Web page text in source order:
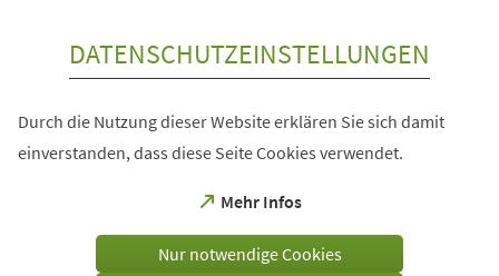
DATENSCHUTZEINSTELLUNGEN
Durch die Nutzung dieser Website erklären Sie sich damit
einverstanden, dass diese Seite Cookies verwendet.
Mehr Infos
(Öffnet
einem
Nur notwendige Cookies